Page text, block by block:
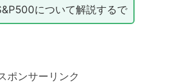
について解説するで
ポンサーリンク